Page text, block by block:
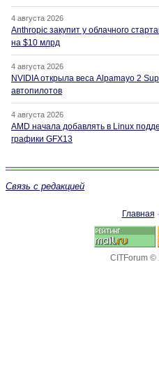
4 августа 2026
Anthropic закупит у облачного
на $10 млрд
4 августа 2026
NVIDIA открыла веса Alpamayo 2
автопилотов
4 августа 2026
AMD начала добавлять в Linux
графики GFX13
Связь с редакцией
Главная ·
CITForum ©